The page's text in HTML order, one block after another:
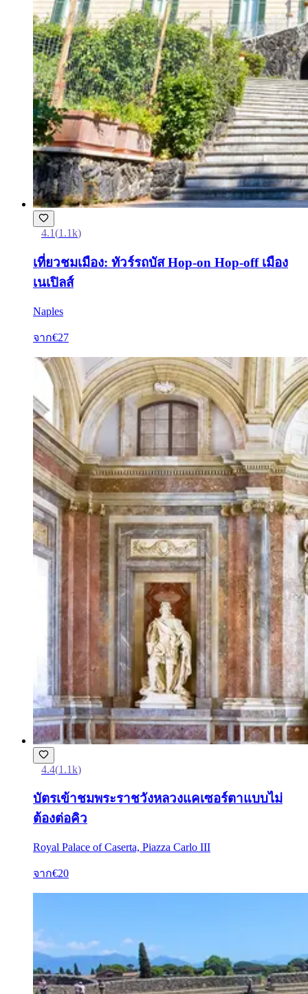
4.1(1.1k)
เที่ยวชมเมือง: ทัวร์รถบัส Hop-on Hop-off เมือง
เนเปิลส์
Naples
จาก€27
4.4(1.1k)
บัตรเข้าชมพระราชวังหลวงแคเซอร์ตาแบบไม่
ต้องต่อคิว
Royal Palace of Caserta, Piazza Carlo III
จาก€20